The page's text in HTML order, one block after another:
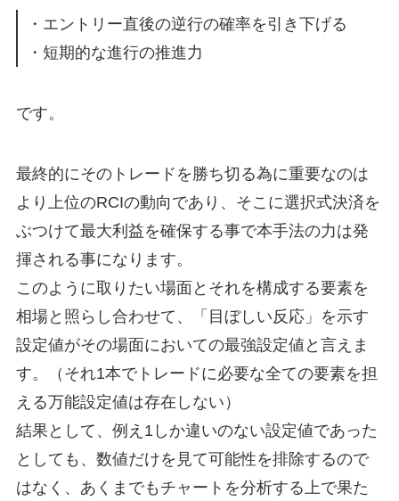
・エントリー直後の逆行の確率を引き下げる
・短期的な進行の推進力
です。
最終的にそのトレードを勝ち切る為に重要なのは
より上位のRCIの動向であり、そこに選択式決済を
ぶつけて最大利益を確保する事で本手法の力は発
揮される事になります。
このように取りたい場面とそれを構成する要素を
相場と照らし合わせて、「目ぼしい反応」を示す
設定値がその場面においての最強設定値と言えま
す。（それ1本でトレードに必要な全ての要素を担
える万能設定値は存在しない）
結果として、例え1しか違いのない設定値であった
としても、数値だけを見て可能性を排除するので
はなく、あくまでもチャートを分析する上で果た